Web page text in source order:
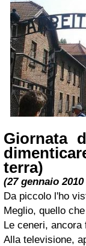
Giornata
terra)
(27 gennaio
Da piccolo l'ho
Meglio, quello
Le ceneri, ancora
Alla televisione,